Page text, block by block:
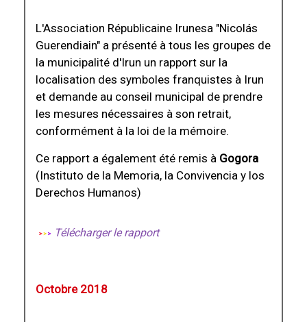
L'Association Républicaine Irunesa "Nicolás
Guerendiain" a présenté à tous les groupes de
la municipalité d'Irun un rapport sur la
localisation des symboles franquistes à Irun
et demande au conseil municipal de prendre
les mesures nécessaires à son retrait,
conformément à la loi de la mémoire.
Ce rapport a également été remis à Gogora
(Instituto de la Memoria, la Convivencia y los
Derechos Humanos)
Télécharger le rapport
Octobre 2018